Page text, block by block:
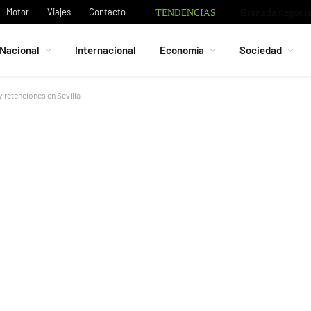
Motor Viajes Contacto TENDENCIAS
Nacional Internacional Economía Sociedad
retenciones en Sevilla